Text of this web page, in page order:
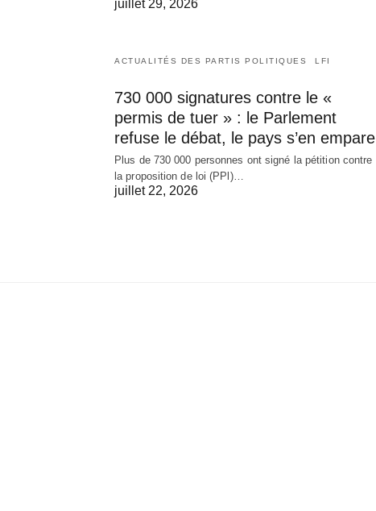
juillet 29, 2026
ACTUALITÉS DES PARTIS POLITIQUES LFI
730 000 signatures contre le «
permis de tuer » : le Parlement
refuse le débat, le pays s’en empare
Plus de 730 000 personnes ont signé la pétition contre
la proposition de loi (PPl)…
juillet 22, 2026